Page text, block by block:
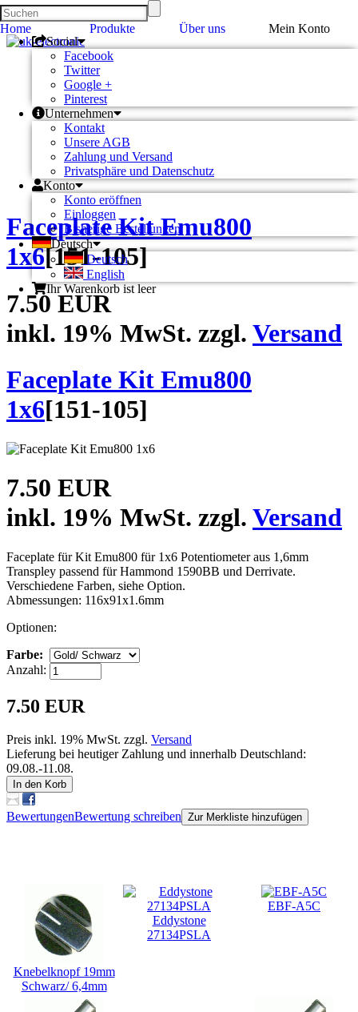
Social
Facebook
Twitter
Google +
Pinterest
Unternehmen
Kontakt
Unsere AGB
Zahlung und Versand
Privatsphäre und Datenschutz
Konto
Konto eröffnen
Einloggen
Bisherige Bestellungen
Deutsch
Deutsch
English
Ihr Warenkorb ist leer
Home Produkte Über uns Mein Konto
Faceplate Kit Emu800
1x6[151-105]
7.50 EUR
inkl. 19% MwSt. zzgl. Versand
Faceplate Kit Emu800
1x6[151-105]
7.50 EUR
inkl. 19% MwSt. zzgl. Versand
Faceplate für Kit Emu800 für 1x6 Potentiometer aus 1,6mm
Transpley passend für Hammond 1590BB und Derrivate.
Verschiedene Farben, siehe Option.
Abmessungen: 116x91x1.6mm
Optionen:
Farbe:
Anzahl:
7.50 EUR
Preis inkl. 19% MwSt. zzgl. Versand
Lieferung bei heutiger Zahlung und innerhalb Deutschland:
09.08.-11.08.
In den Korb
BewertungenBewertung schreiben Zur Merkliste hinzufügen
Knebelknopf 19mm
Schwarz/ 6,4mm
Eddystone
27134PSLA
EBF-A5C